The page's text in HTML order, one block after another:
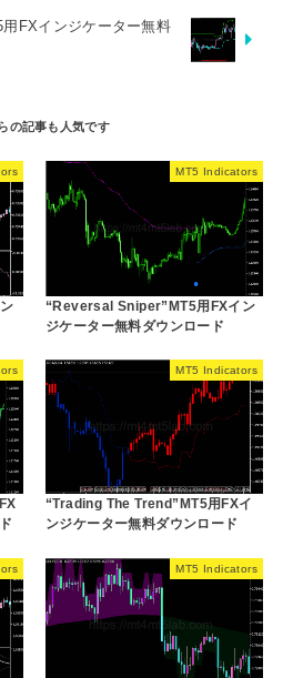
FXインジケーター無料
MT5 Indicators
“Reversal Sniper”MT5用FXイン
ジケーター無料ダウンロード
MT5 Indicators
“Trading The Trend”MT5用FXイ
ンジケーター無料ダウンロード
MT5 Indicators